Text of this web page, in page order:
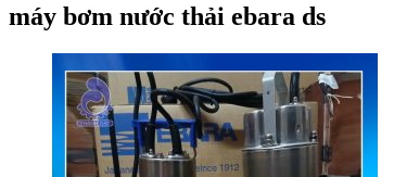
máy bơm nước thải ebara ds